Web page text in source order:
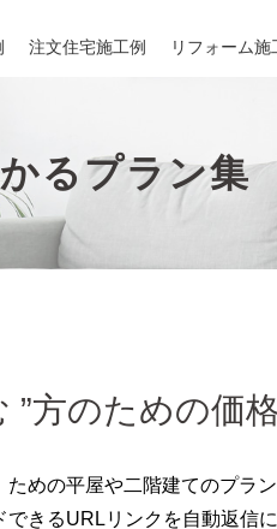
注文住宅施工例 リフォーム施
るプラン集
”方のための価
めの平屋や二階建てのプラ
きるURLリンクを自動返信に